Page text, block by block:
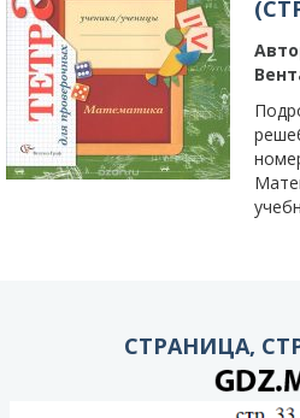
СТРАНИЦА,